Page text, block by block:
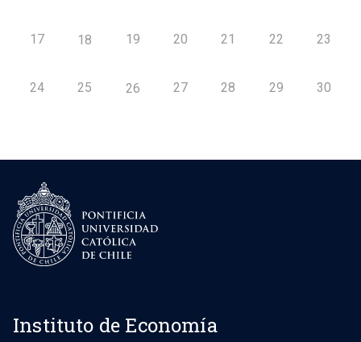
17 18 19 20 21 22 23
24 25 26 27 28 29 30
Instituto de Economía